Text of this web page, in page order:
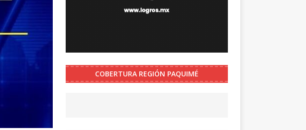
COBERTURA REGIÓN PAQUIMÉ